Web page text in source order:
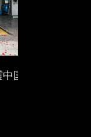
GT SHOW
国广州形象店开业